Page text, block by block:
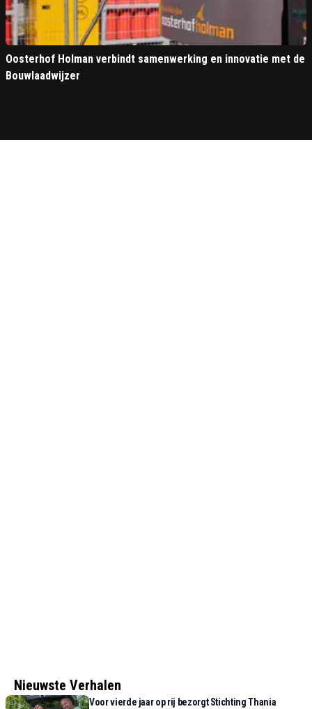
Oosterhof Holman verbindt samenwerking en innovatie met de
Bouwlaadwijzer
Nieuwste Verhalen
Voor vierde jaar op rij bezorgt Stichting Thania